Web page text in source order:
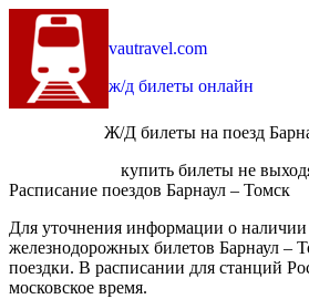
vautravel.com
ж/д билеты онлайн
Ж/Д билеты на поезд
купить билеты не
Расписание поездов Барнаул – Томск
Для уточнения информации о наличии
железнодорожных билетов Барнаул –
поездки. В расписании для станций
московское время.